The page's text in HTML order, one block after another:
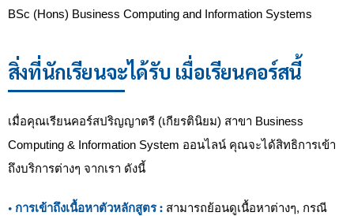
BSc (Hons) Business Computing and Information Systems
สิ่งที่นักเรียนจะได้รับ เมื่อเรียนคอร์สนี้
เมื่อคุณเรียนคอร์สปริญญาตรี (เกียรตินิยม) สาขา Business
Computing & Information System ออนไลน์ คุณจะได้สิทธิการเข้า
ถึงบริการต่างๆ จากเรา ดังนี้
• การเข้าถึงเนื้อหาตัวหลักสูตร : สามารถย้อนดูเนื้อหาต่างๆ, กรณี